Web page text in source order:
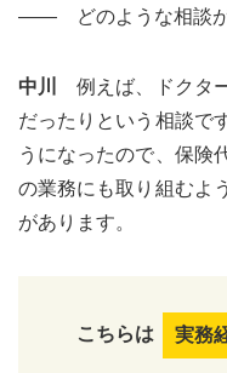
―― どのような相談が
中川例えば、ドクタ
だったりという相談で
うになったので、保険
の業務にも取り組むよ
があります。
こちらは 実務